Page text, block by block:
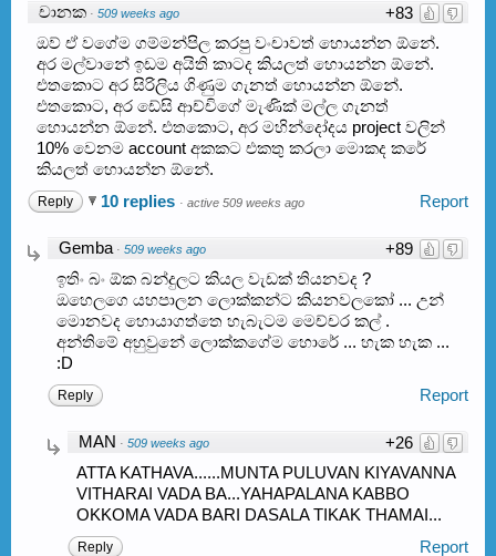
+83
චානක · 509 weeks ago
ඔව් ඒ වගේම ගම්මන්පිල කරපු වංචාවත් හොයන්න ඕනේ.
අර මල්වානේ ඉඩම අයිති කාටද කියලත් හොයන්න ඕනේ.
එතකොට අර සිරිලිය ගිණුම ගැනත් හොයන්න ඕනේ.
එතකොට, අර ඩේසි ආච්චිගේ මැණික් මල්ල ගැනත්
හොයන්න ඕනේ. එතකොට, අර මහින්දෝදය project වලින්
10% වෙනම account අකකට එකතු කරලා මොකද කරේ
කියලත් හොයන්න ඕනේ.
Report
Reply 10 replies · active 509 weeks ago
+89
Gemba · 509 weeks ago
ඉතිං බං ඕක බන්දුලට කියල වැඩක් තියනවද ?
ඔහෙලගෙ යහපාලන ලොක්කන්ට කියනවලකෝ ... උන්
මොනවද හොයාගත්තෙ හැබැටම මෙච්චර කල් .
අන්තිමේ අහුවුනේ ලොක්කගේම හොරේ ... හැක හැක ...
:D
Report
Reply
+26
MAN · 509 weeks ago
ATTA KATHAVA......MUNTA PULUVAN KIYAVANNA
VITHARAI VADA BA...YAHAPALANA KABBO
OKKOMA VADA BARI DASALA TIKAK THAMAI...
Report
Reply